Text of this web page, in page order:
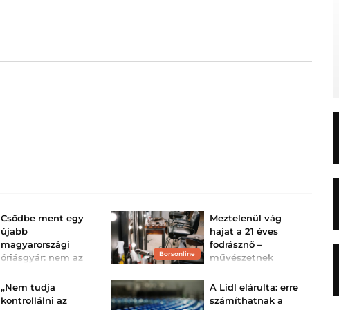
Csődbe ment egy
újabb
magyarországi
óriásgyár: nem az
amire mindenki
gondolt – leve...
Borsonline
Meztelenül vág
hajat a 21 éves
fodrásznő –
művészetnek
szomszédok
viszont kiakadtak
„Nem tudja
kontrollálni az
A Lidl elárulta: erre
számíthatnak a